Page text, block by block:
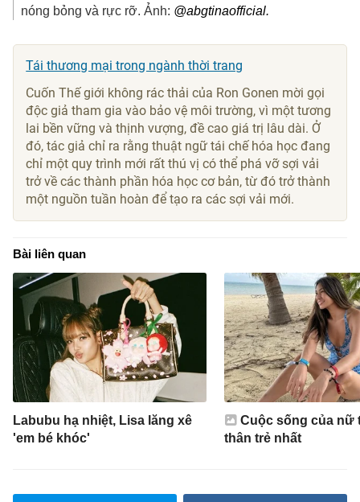
nóng bỏng và rực rỡ. Ảnh: @abgtinaofficial.
Tái thương mại trong ngành thời trang
Cuốn Thế giới không rác thải của Ron Gonen mời gọi
độc giả tham gia vào bảo vệ môi trường, vì một tương
lai bền vững và thịnh vượng, đề cao giá trị lâu dài. Ở
đó, tác giả chỉ ra rằng thuật ngữ tái chế hóa học đang
chỉ một quy trình mới rất thú vị có thể phá vỡ sợi vải
trở về các thành phần hóa học cơ bản, từ đó trở thành
một nguồn tuần hoàn để tạo ra các sợi vải mới.
Bài liên quan
Labubu hạ nhiệt, Lisa lăng xê
'em bé khóc'
Cuộc sống của nữ
thân trẻ nhất